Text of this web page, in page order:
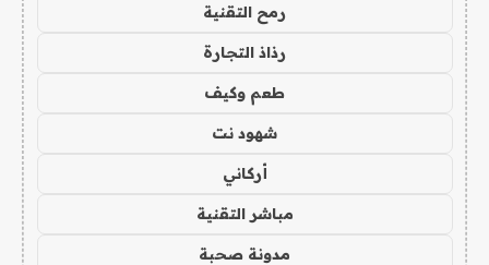
رمح التقنية
رذاذ التجارة
طعم وكيف
شهود نت
أركاني
مباشر التقنية
مدونة صحبة